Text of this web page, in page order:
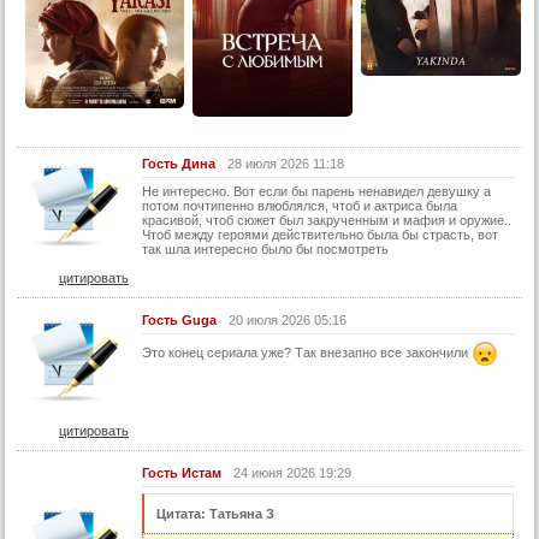
26 серия
27 серия
28 серия
31 серия
32 серия
34 серия
35 серия
36 серия
37 серия
38 серия
41 серия
Гость Дина
28 июля 2026 11:18
Не интересно. Вот если бы парень ненавидел девушку а
потом почтипенно влюблялся, чтоб и актриса была
красивой, чтоб сюжет был закрученным и мафия и оружие..
Чтоб между героями действительно была бы страсть, вот
так шла интересно было бы посмотреть
цитировать
Гость Guga 20 июля 2026 05:16
Это конец сериала уже? Так внезапно все закончили
цитировать
Гость Истам 24 июня 2026 19:29
Цитата: Татьяна З